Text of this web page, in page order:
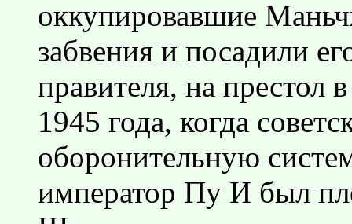
оккупировавшие
забвения и посадили
правителя, на престол
1945 года, когда
оборонительную
император Пу И был